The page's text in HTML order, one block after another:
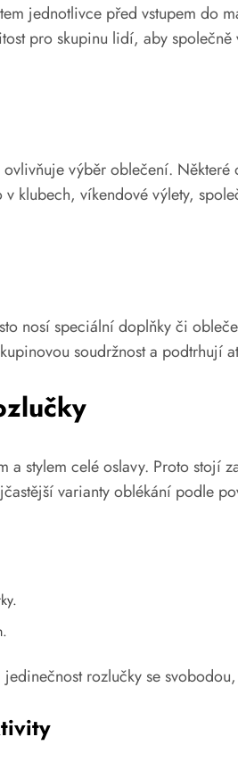
jednotlivce před vstupem do
pro skupinu lidí, aby
výběr oblečení.
víkendové výlety,
nosí speciální doplňky či
soudržnost a podtrhují
stylem celé oslavy. Proto
varianty oblékání podle
rozlučky se